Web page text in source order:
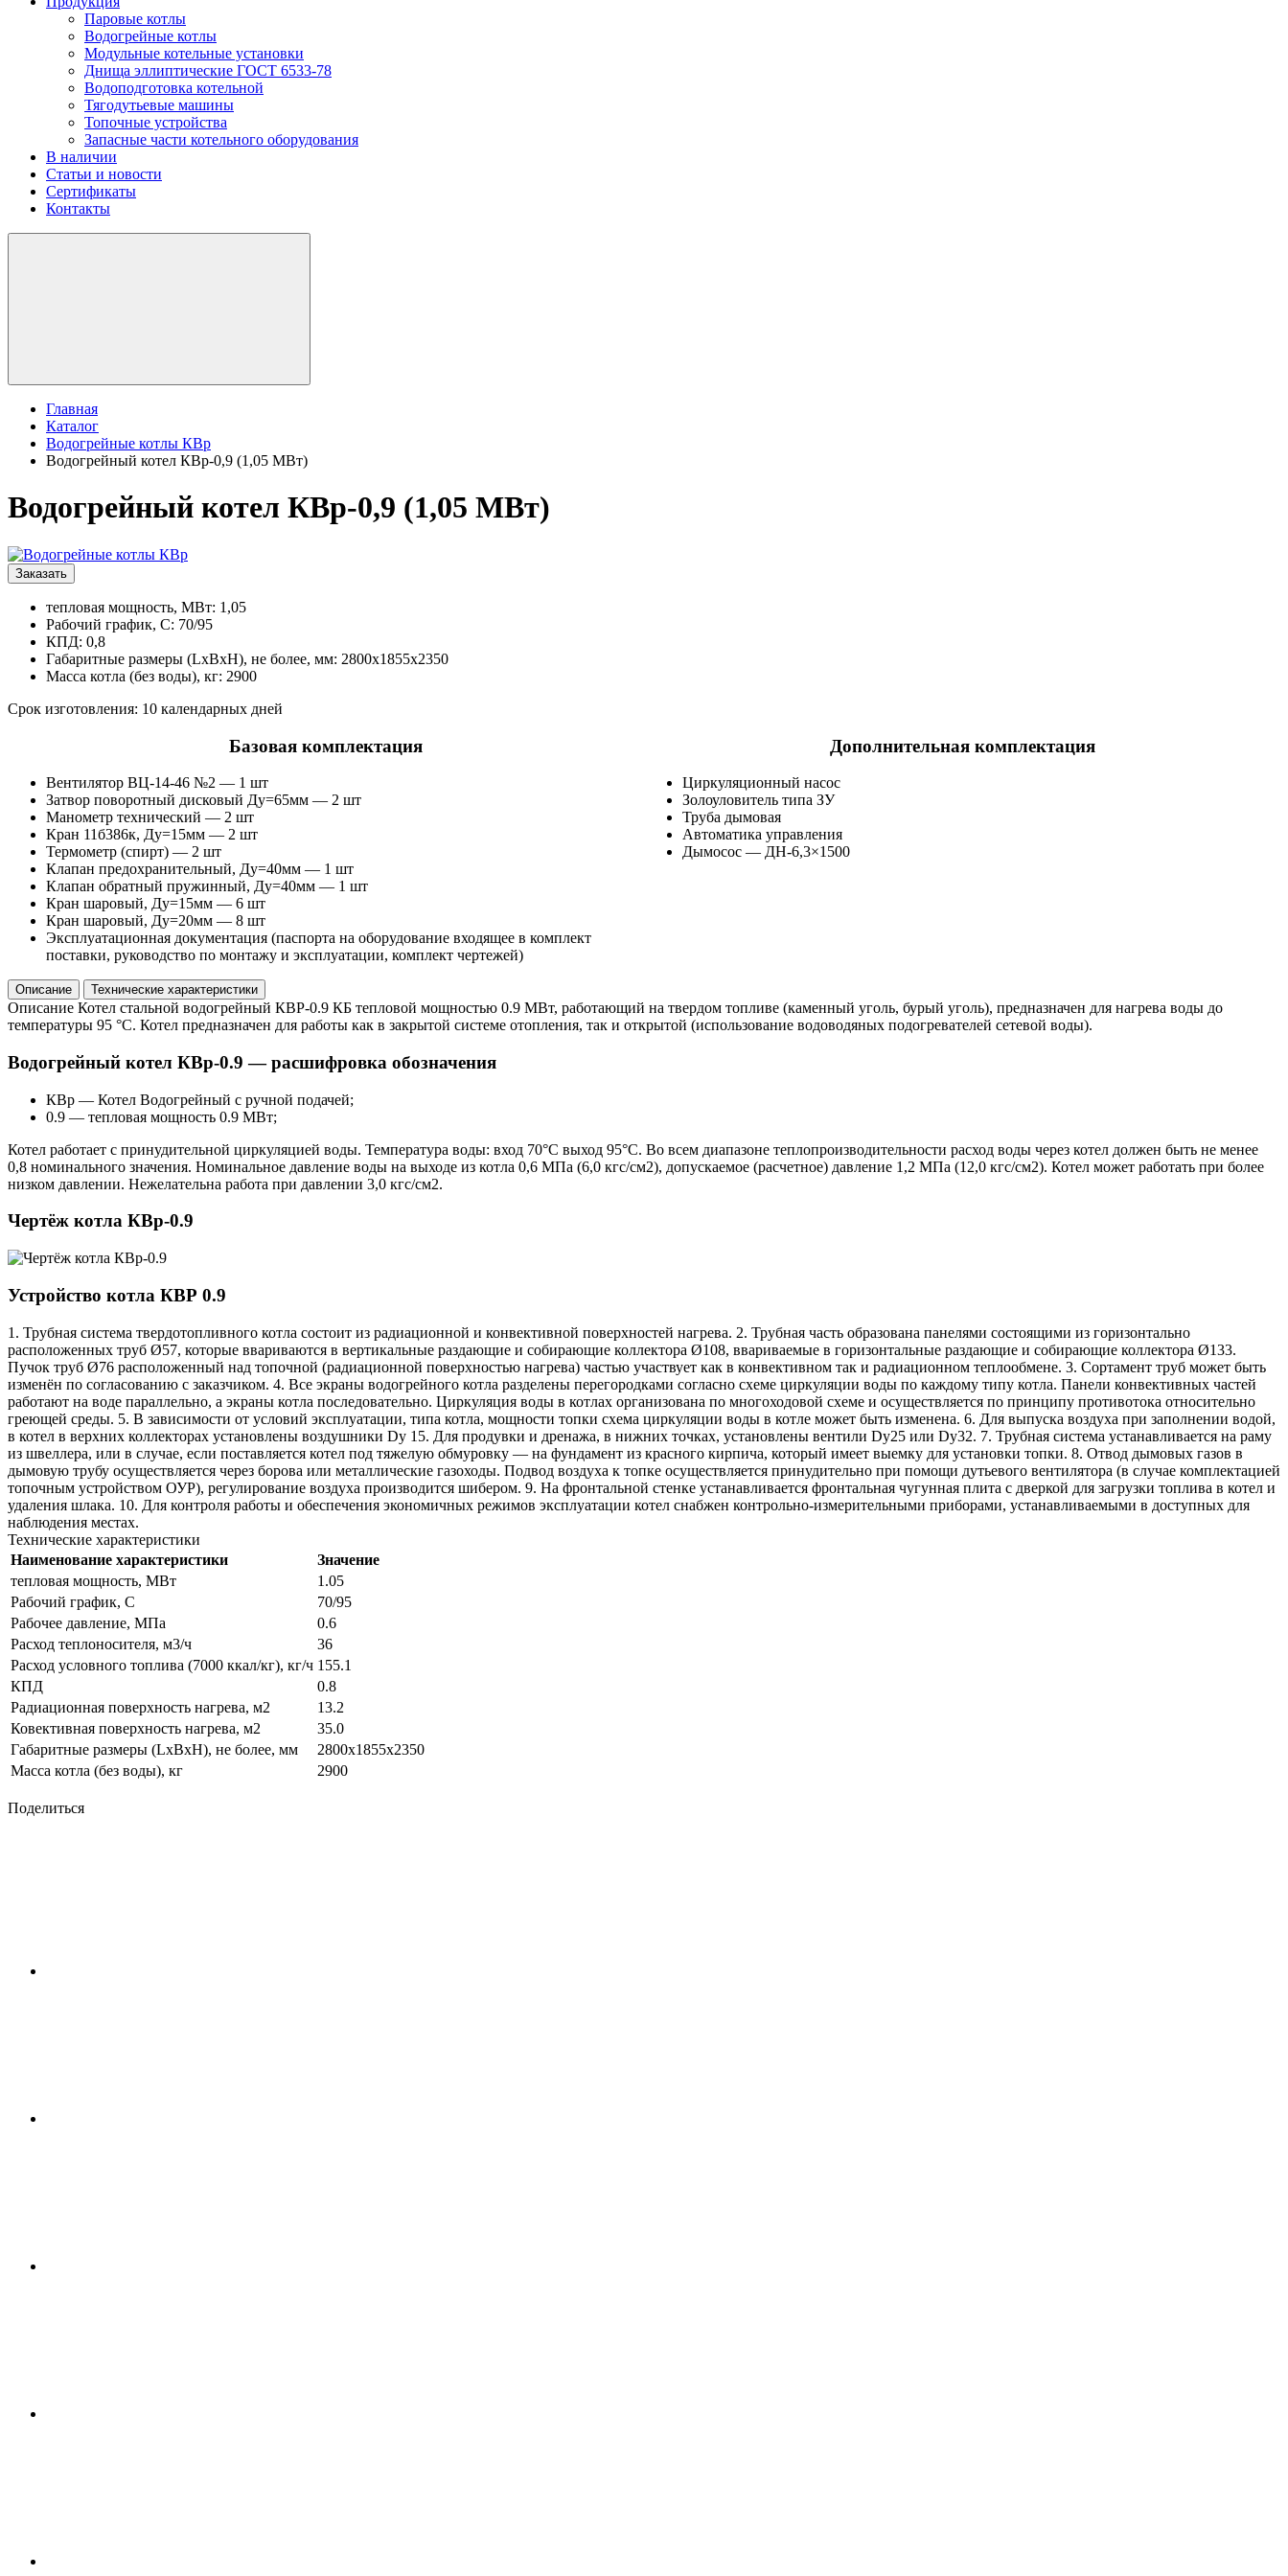
Паровые котлы
Водогрейные котлы
Модульные котельные установки
Днища эллиптические ГОСТ 6533-78
Водоподготовка котельной
Тягодутьевые машины
Топочные устройства
Запасные части котельного оборудования
В наличии
Статьи и новости
Сертификаты
Контакты
Главная
Каталог
Водогрейные котлы КВр
Водогрейный котел КВр-0,9 (1,05 МВт)
Водогрейный котел КВр-0,9 (1,05 МВт)
Заказать
тепловая мощность, МВт: 1,05
Рабочий график, С: 70/95
КПД: 0,8
Габаритные размеры (LxBxH), не более, мм: 2800x1855x2350
Масса котла (без воды), кг: 2900
Срок изготовления: 10 календарных дней
Базовая комплектация
Вентилятор ВЦ-14-46 №2 — 1 шт
Затвор поворотный дисковый Ду=65мм — 2 шт
Манометр технический — 2 шт
Кран 11б386к, Ду=15мм — 2 шт
Термометр (спирт) — 2 шт
Клапан предохранительный, Ду=40мм — 1 шт
Клапан обратный пружинный, Ду=40мм — 1 шт
Кран шаровый, Ду=15мм — 6 шт
Кран шаровый, Ду=20мм — 8 шт
Эксплуатационная документация (паспорта на оборудование входящее в комплект
поставки, руководство по монтажу и эксплуатации, комплект чертежей)
Дополнительная комплектация
Циркуляционный насос
Золоуловитель типа ЗУ
Труба дымовая
Автоматика управления
Дымосос — ДН-6,3×1500
Описание Технические характеристики
Описание Котел стальной водогрейный КВР-0.9 КБ тепловой мощностью 0.9 МВт, работающий на твердом топливе (каменный уголь, бурый уголь), предназначен для нагрева воды до
температуры 95 °С. Котел предназначен для работы как в закрытой системе отопления, так и открытой (использование водоводяных подогревателей сетевой воды).
Водогрейный котел КВр-0.9 — расшифровка обозначения
КВр — Котел Водогрейный с ручной подачей;
0.9 — тепловая мощность 0.9 МВт;
Котел работает с принудительной циркуляцией воды. Температура воды: вход 70°С выход 95°С. Во всем диапазоне теплопроизводительности расход воды через котел должен быть не менее
0,8 номинального значения. Номинальное давление воды на выходе из котла 0,6 МПа (6,0 кгс/см2), допускаемое (расчетное) давление 1,2 МПа (12,0 кгс/см2). Котел может работать при более
низком давлении. Нежелательна работа при давлении 3,0 кгс/см2.
Чертёж котла КВр-0.9
Устройство котла КВР 0.9
1. Трубная система твердотопливного котла состоит из радиационной и конвективной поверхностей нагрева. 2. Трубная часть образована панелями состоящими из горизонтально
расположенных труб Ø57, которые ввариваются в вертикальные раздающие и собирающие коллектора Ø108, ввариваемые в горизонтальные раздающие и собирающие коллектора Ø133.
Пучок труб Ø76 расположенный над топочной (радиационной поверхностью нагрева) частью участвует как в конвективном так и радиационном теплообмене. 3. Сортамент труб может быть
изменён по согласованию с заказчиком. 4. Все экраны водогрейного котла разделены перегородками согласно схеме циркуляции воды по каждому типу котла. Панели конвективных частей
работают на воде параллельно, а экраны котла последовательно. Циркуляция воды в котлах организована по многоходовой схеме и осуществляется по принципу противотока относительно
греющей среды. 5. В зависимости от условий эксплуатации, типа котла, мощности топки схема циркуляции воды в котле может быть изменена. 6. Для выпуска воздуха при заполнении водой,
в котел в верхних коллекторах установлены воздушники Dу 15. Для продувки и дренажа, в нижних точках, установлены вентили Dу25 или Dy32. 7. Трубная система устанавливается на раму
из швеллера, или в случае, если поставляется котел под тяжелую обмуровку — на фундамент из красного кирпича, который имеет выемку для установки топки. 8. Отвод дымовых газов в
дымовую трубу осуществляется через борова или металлические газоходы. Подвод воздуха к топке осуществляется принудительно при помощи дутьевого вентилятора (в случае комплектацией
топочным устройством ОУР), регулирование воздуха производится шибером. 9. На фронтальной стенке устанавливается фронтальная чугунная плита с дверкой для загрузки топлива в котел и
удаления шлака. 10. Для контроля работы и обеспечения экономичных режимов эксплуатации котел снабжен контрольно-измерительными приборами, устанавливаемыми в доступных для
наблюдения местах.
Технические характеристики
Наименование характеристики
Значение
тепловая мощность, МВт
1.05
Рабочий график, С
70/95
Рабочее давление, МПа
0.6
Расход теплоносителя, м3/ч
36
Расход условного топлива (7000 ккал/кг), кг/ч 155.1
КПД
0.8
Радиационная поверхность нагрева, м2
13.2
Ковективная поверхность нагрева, м2
35.0
Габаритные размеры (LxBxH), не более, мм
2800x1855x2350
Масса котла (без воды), кг
2900
Поделиться